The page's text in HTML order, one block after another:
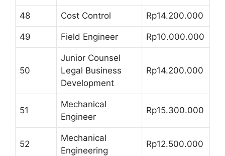
48 Cost Control Rp14.200.000
49 Field Engineer Rp10.000.000
50
Junior Counsel
Legal Business
Development
Rp14.200.000
51
Mechanical
Engineer
Rp15.300.000
52
Mechanical
Engineering
Rp12.500.000